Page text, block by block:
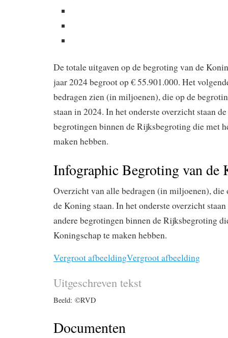
De totale uitgaven op de begroting van de
jaar 2024 begroot op € 55.901.000. Het
bedragen zien (in miljoenen), die op de
staan in 2024. In het onderste overzicht staan
begrotingen binnen de Rijksbegroting die met
maken hebben.
Infographic Begroting van de
Overzicht van alle bedragen (in miljoenen), die
de Koning staan. In het onderste overzicht
andere begrotingen binnen de Rijksbegroting
Koningschap te maken hebben.
Vergroot afbeeldingVergroot afbeelding
Uitgeschreven tekst
Beeld: ©RVD
Documenten